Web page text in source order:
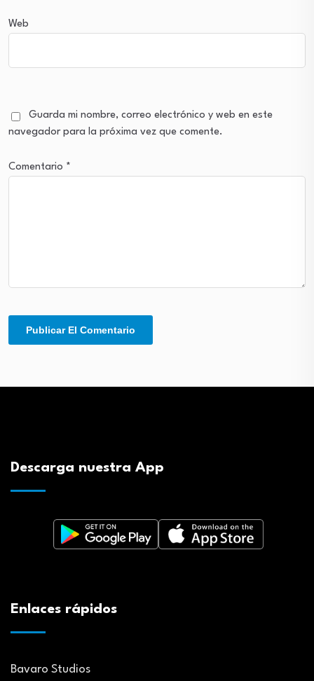
Web
Guarda mi nombre, correo electrónico y web en este
navegador para la próxima vez que comente.
Comentario *
Descarga nuestra App
Enlaces rápidos
Bavaro Studios